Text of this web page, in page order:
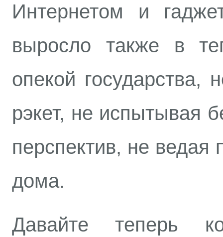
Интернетом и
выросло также в
опекой государства,
рэкет, не испытывая
перспектив, не ведая
дома.
Давайте теперь